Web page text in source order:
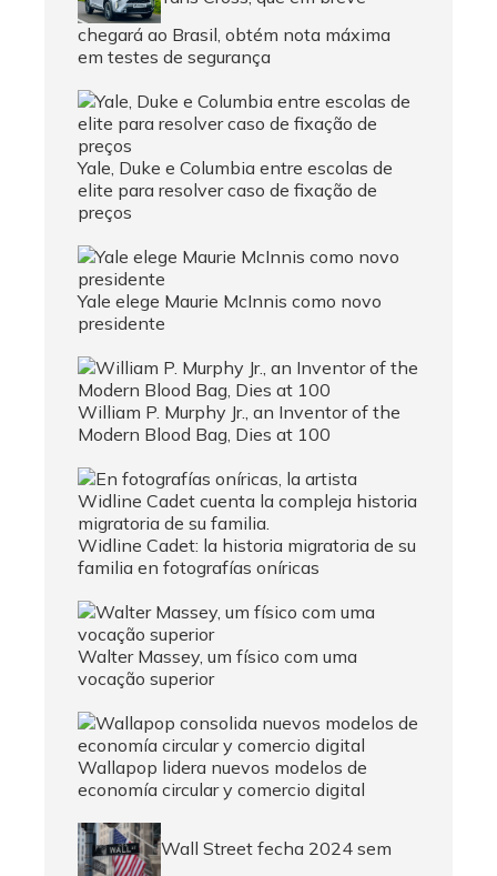
chegará ao Brasil, obtém nota máxima
em testes de segurança
Yale, Duke e Columbia entre escolas de
elite para resolver caso de fixação de
preços
Yale elege Maurie McInnis como novo
presidente
William P. Murphy Jr., an Inventor of the
Modern Blood Bag, Dies at 100
Widline Cadet: la historia migratoria de su
familia en fotografías oníricas
Walter Massey, um físico com uma
vocação superior
Wallapop lidera nuevos modelos de
economía circular y comercio digital
Wall Street fecha 2024 sem